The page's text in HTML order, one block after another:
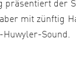
präsentiert der
mit zünftig
Sound.